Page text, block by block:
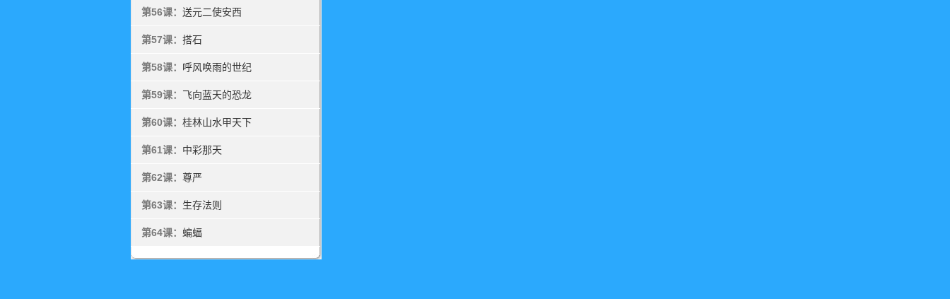
第56课： 送元二使安西
第57课： 搭石
第58课： 呼风唤雨的世纪
第59课： 飞向蓝天的恐龙
第60课： 桂林山水甲天下
第61课： 中彩那天
第62课： 尊严
第63课： 生存法则
第64课： 蝙蝠